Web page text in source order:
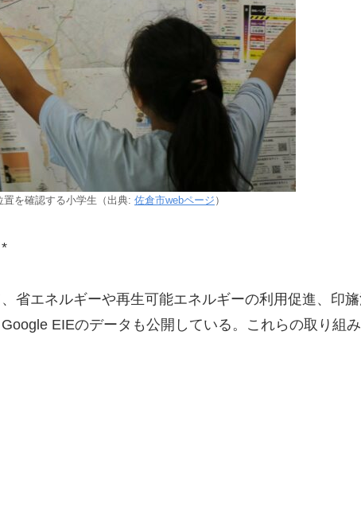
を確認する小学生（出典: 佐倉市webページ ）
省エネルギーや再生可能エネルギーの利用促進、印
EIEのデータも公開している。これらの取り組